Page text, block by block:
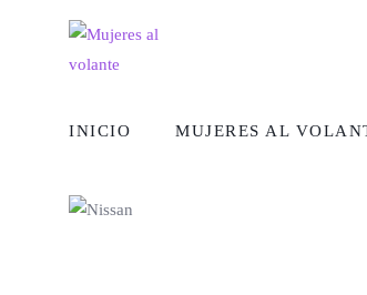
INICIO MUJERES AL